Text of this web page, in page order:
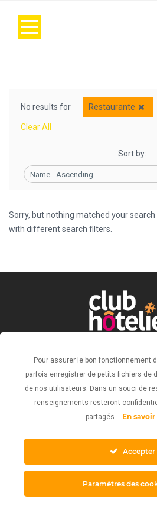
No results for Restaurante
Clear All
Sort by:
Name - Ascending
Sorry, but nothing matched your
with different search filters.
Politique de confidentialité
Conception web : ©Agence PGO
Pour assurer le bon fonctionnement
parfois enregistrer de petits fichiers de
de nos utilisateurs. Dans un souci de
renseignements resteront
partagés.
En
Accepter
Paramètres des